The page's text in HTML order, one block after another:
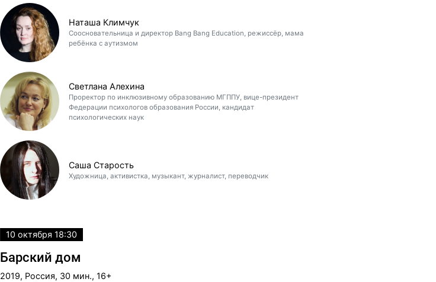
Наташа Климчук
Соосновательница и директор Bang Bang Education, режиссёр, мама
ребёнка с аутизмом
Светлана Алехина
Проректор по инклюзивному образованию МГППУ, вице-президент
Федерации психологов образования России, кандидат
психологических наук
Саша Старость
Художница, активистка, музыкант, журналист, переводчик
10 октября 18:30
Барский дом
2019, Россия, 30 мин., 16+